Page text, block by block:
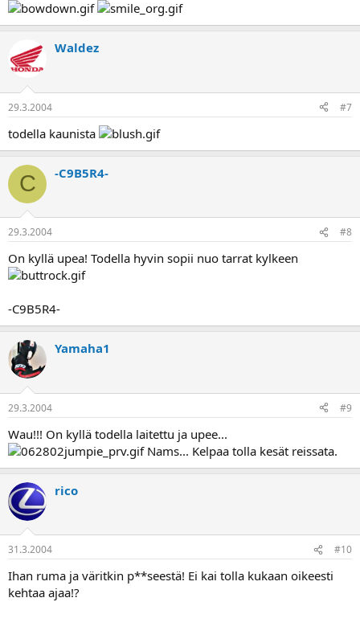
Waldez
29.3.2004 #7
todella kaunista
C -C9B5R4-
29.3.2004 #8
On kyllä upea! Todella hyvin sopii nuo tarrat kylkeen
-C9B5R4-
Yamaha1
29.3.2004 #9
Wau!!! On kyllä todella laitettu ja upee...
Nams... Kelpaa tolla kesät reissata.
rico
31.3.2004 #10
Ihan ruma ja väritkin p**seestä! Ei kai tolla kukaan oikeesti
kehtaa ajaa!?